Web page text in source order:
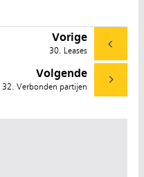
Vorige
30. Leases
Volgende
32. Verbonden partijen